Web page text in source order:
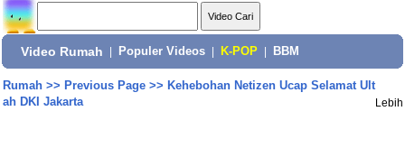
Video Rumah Populer Videos K-POP BBM
Rumah>> Previous Page>> Kehebohan Netizen Ucap Selamat Ult
ah DKI Jakarta
Lebih